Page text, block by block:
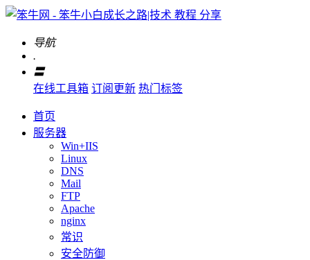
导航
.
〓
在线工具箱 订阅更新 热门标签
首页
服务器
Win+IIS
Linux
DNS
Mail
FTP
Apache
nginx
常识
安全防御